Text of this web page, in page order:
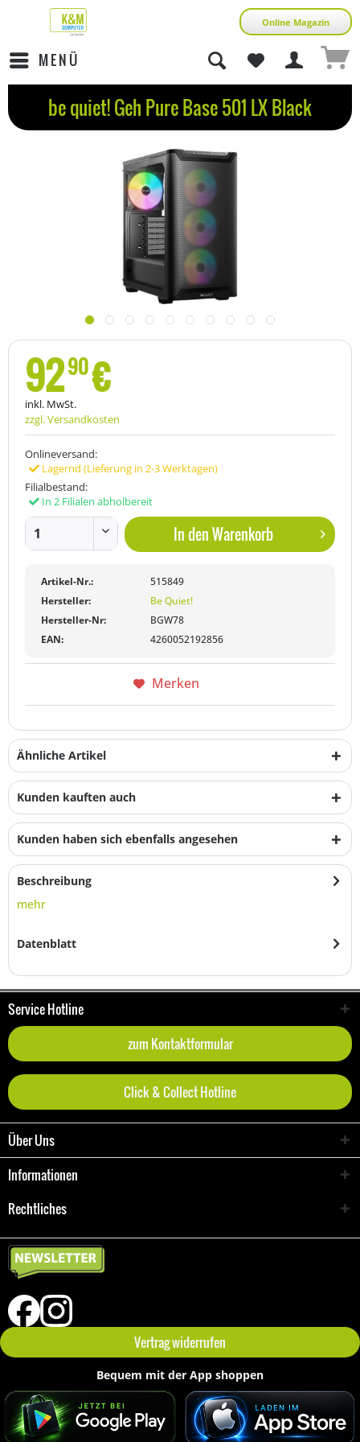
Online Magazin
MENÜ
be quiet! Geh Pure Base 501 LX Black
9290€
inkl. MwSt.
zzgl. Versandkosten
Onlineversand:
Lagernd (Lieferung in 2-3 Werktagen)
Filialbestand:
In 2 Filialen abholbereit
In denWarenkorb
Artikel-Nr.:
515849
Hersteller:
Be Quiet!
Hersteller-Nr:
BGW78
EAN:
4260052192856
Merken
Ähnliche Artikel
Kunden kauften auch
Kunden haben sich ebenfalls angesehen
Beschreibung
mehr
Datenblatt
Service Hotline
zum Kontaktformular
Click & Collect Hotline
Über Uns
Informationen
Rechtliches
Vertrag widerrufen
Bequem mit der App shoppen